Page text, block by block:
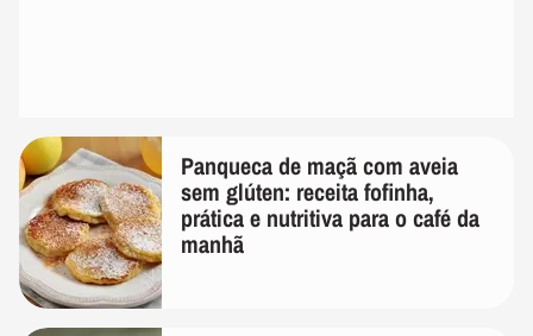
Panqueca de maçã com aveia
sem glúten: receita fofinha,
prática e nutritiva para o café da
manhã